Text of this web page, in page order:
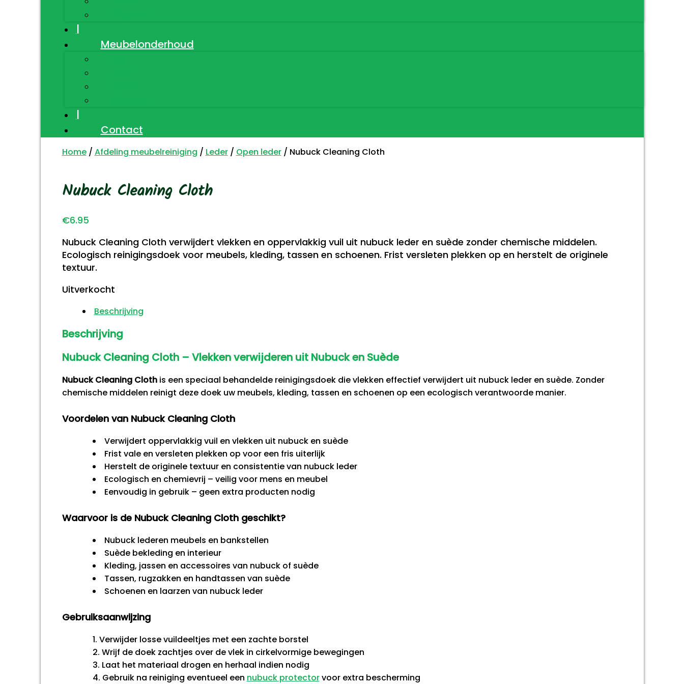
|
Meubelonderhoud
|
Contact
Home/ Afdeling meubelreiniging / Leder/ Open leder/ Nubuck Cleaning Cloth
Nubuck Cleaning Cloth
€6.95
Nubuck Cleaning Cloth verwijdert vlekken en oppervlakkig vuil uit nubuck leder en suède zonder chemische middelen.
Ecologisch reinigingsdoek voor meubels, kleding, tassen en schoenen. Frist versleten plekken op en herstelt de originele
textuur.
Uitverkocht
Beschrijving
Beschrijving
Nubuck Cleaning Cloth – Vlekken verwijderen uit Nubuck en Suède
Nubuck Cleaning Clothis een speciaal behandelde reinigingsdoek die vlekken effectief verwijdert uit nubuck leder en suède. Zonder
chemische middelen reinigt deze doek uw meubels, kleding, tassen en schoenen op een ecologisch verantwoorde manier.
Voordelen van Nubuck Cleaning Cloth
Verwijdert oppervlakkig vuil en vlekken uit nubuck en suède
Frist vale en versleten plekken op voor een fris uiterlijk
Herstelt de originele textuur en consistentie van nubuck leder
Ecologisch en chemievrij – veilig voor mens en meubel
Eenvoudig in gebruik – geen extra producten nodig
Waarvoor is de Nubuck Cleaning Cloth geschikt?
Nubuck lederen meubels en bankstellen
Suède bekleding en interieur
Kleding, jassen en accessoires van nubuck of suède
Tassen, rugzakken en handtassen van suède
Schoenen en laarzen van nubuck leder
Gebruiksaanwijzing
Verwijder losse vuildeeltjes met een zachte borstel
Wrijf de doek zachtjes over de vlek in cirkelvormige bewegingen
Laat het materiaal drogen en herhaal indien nodig
Gebruik na reiniging eventueel een nubuck protectorvoor extra bescherming